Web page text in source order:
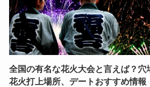
全国の有名な花火大会と言えば？穴
花火打上場所、デートおすすめ情報